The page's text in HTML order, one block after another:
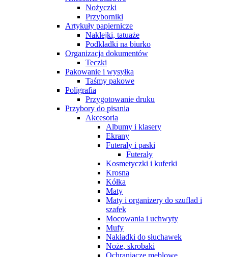
Nożyczki
Przyborniki
Artykuły papiernicze
Naklejki, tatuaże
Podkładki na biurko
Organizacja dokumentów
Teczki
Pakowanie i wysyłka
Taśmy pakowe
Poligrafia
Przygotowanie druku
Przybory do pisania
Akcesoria
Albumy i klasery
Ekrany
Futerały i paski
Futerały
Kosmetyczki i kuferki
Krosna
Kółka
Maty
Maty i organizery do szuflad i
szafek
Mocowania i uchwyty
Mufy
Nakładki do słuchawek
Noże, skrobaki
Ochraniacze meblowe